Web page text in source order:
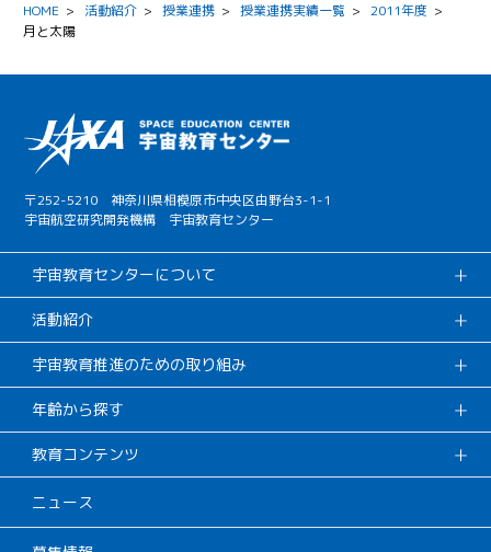
HOME > 活動紹介 > 授業連携 > 授業連携実績一覧 > 2011年度 >
月と太陽
〒252-5210 神奈川県相模原市中央区由野台3-1-1
宇宙航空研究開発機構 宇宙教育センター
宇宙教育センターについて
活動紹介
宇宙教育推進のための取り組み
年齢から探す
教育コンテンツ
ニュース